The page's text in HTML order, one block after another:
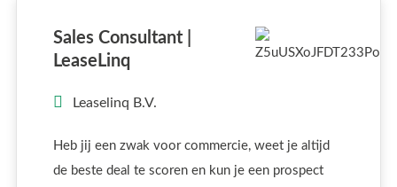
Sales Consultant |
LeaseLinq
Leaselinq B.V.
Heb jij een zwak voor commercie, weet je altijd
de beste deal te scoren en kun je een prospect